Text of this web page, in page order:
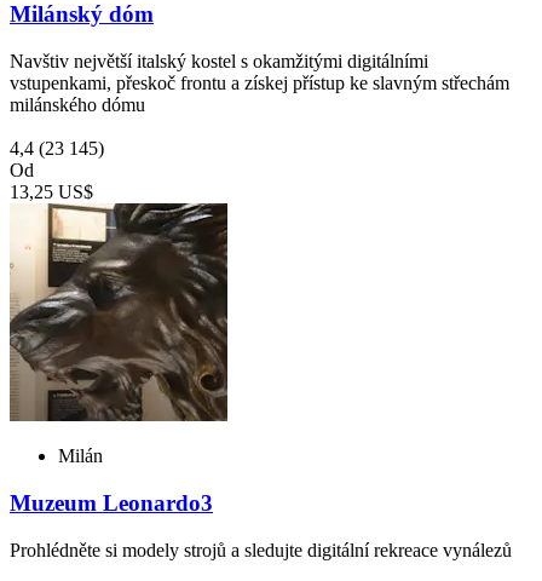
Milánský dóm
Navštiv největší italský kostel s okamžitými digitálními
vstupenkami, přeskoč frontu a získej přístup ke slavným střechám
milánského dómu
4,4 (23 145)
Od
13,25 US$
Milán
Muzeum Leonardo3
Prohlédněte si modely strojů a sledujte digitální rekreace vynálezů